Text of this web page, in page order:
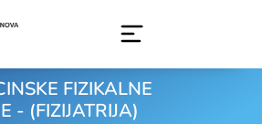
FIZIKALNE
- (FIZIJATRIJA)